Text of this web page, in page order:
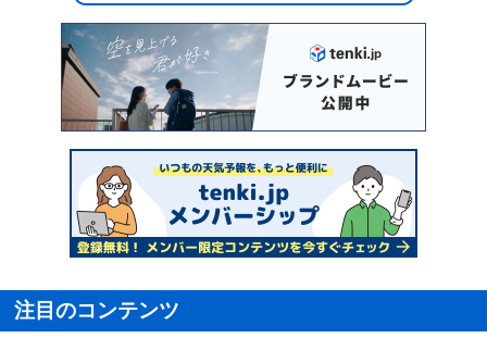
注目のコンテンツ